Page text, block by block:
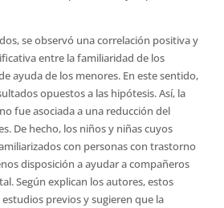
se observó una correlación positiva y
entre la familiaridad de los
ayuda de los menores. En este sentido,
opuestos a las hipótesis. Así, la
fue asociada a una reducción del
De hecho, los niños y niñas cuyos
con personas con trastorno
disposición a ayudar a compañeros
Según explican los autores, estos
previos y sugieren que la